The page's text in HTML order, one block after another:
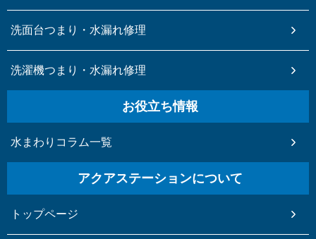
洗面台つまり・水漏れ修理
洗濯機つまり・水漏れ修理
お役立ち情報
水まわりコラム一覧
アクアステーションについて
トップページ